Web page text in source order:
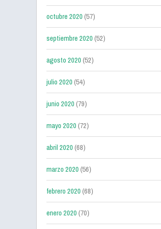
octubre 2020(57)
septiembre 2020(52)
agosto 2020(52)
julio 2020(54)
junio 2020(79)
mayo 2020(72)
abril 2020(68)
marzo 2020(56)
febrero 2020(68)
enero 2020(70)